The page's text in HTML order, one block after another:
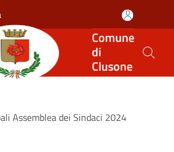
Comune
di
Clusone
Assemblea dei Sindaci 2024